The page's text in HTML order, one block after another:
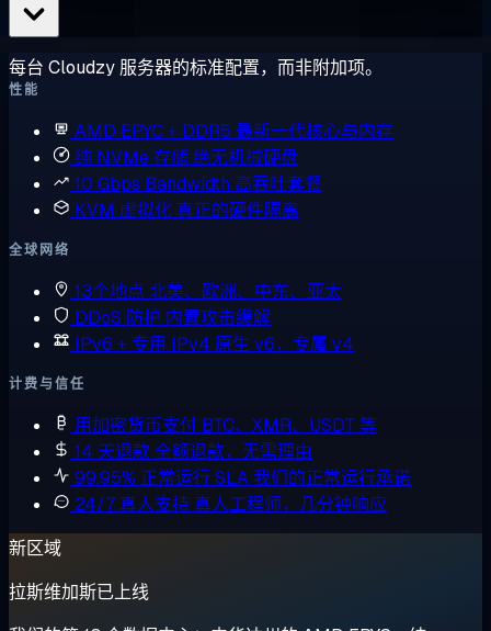
每台 Cloudzy 服务器的标准配置，而非附加项。
性能
AMD EPYC + DDR5 最新一代核心与内存
纯 NVMe 存储绝无机械硬盘
10 Gbps Bandwidth 高吞吐套餐
KVM 虚拟化 真正的硬件隔离
全球网络
13个地点 北美、欧洲、中东、亚太
DDoS 防护 内置攻击缓解
IPv6 + 专用 IPv4 原生 v6，专属 v4
计费与信任
用加密货币支付 BTC、XMR、USDT 等
14 天退款全额退款，无需理由
99.95% 正常运行 SLA我们的正常运行承诺
24/7 真人支持 真人工程师，几分钟响应
新区域
拉斯维加斯已上线